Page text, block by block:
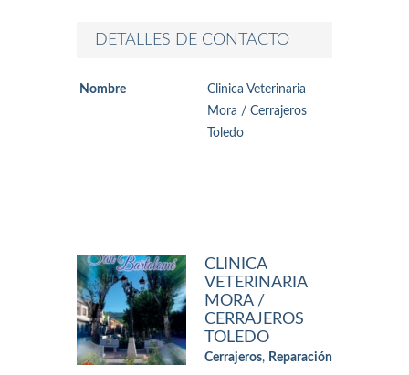
DETALLES DE CONTACTO
Nombre
Clinica Veterinaria
Mora / Cerrajeros
Toledo
CLINICA
VETERINARIA
MORA /
CERRAJEROS
TOLEDO
Cerrajeros, Reparación